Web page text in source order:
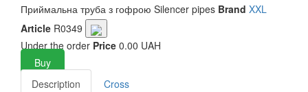
Приймальна труба з гофрою Silencer pipes Brand XXL
Article R0349
Under the order Price 0.00 UAH
Buy
Description
Cross